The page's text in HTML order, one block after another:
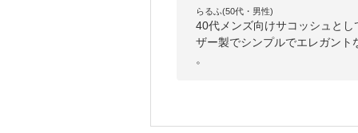
らるふ(50代・男性)
40代メンズ向けサコッシュと
ザー製でシンプルでエレガン
。